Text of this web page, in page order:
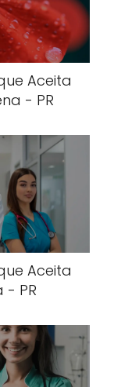
Aceita
- PR
Aceita
- PR